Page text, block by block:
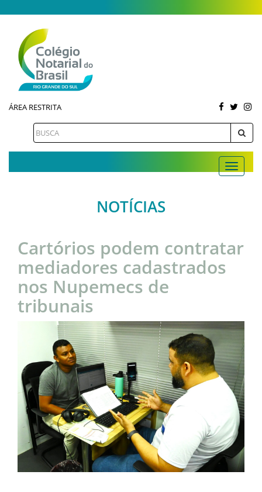
ÁREA RESTRITA
NOTÍCIAS
Cartórios podem contratar
mediadores cadastrados
nos Nupemecs de
tribunais